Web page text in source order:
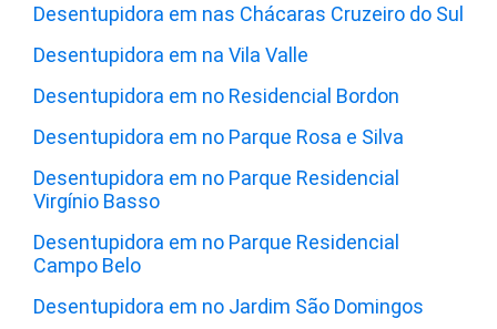
Desentupidora em nas Chácaras Cruzeiro do Sul
Desentupidora em na Vila Valle
Desentupidora em no Residencial Bordon
Desentupidora em no Parque Rosa e Silva
Desentupidora em no Parque Residencial
Virgínio Basso
Desentupidora em no Parque Residencial
Campo Belo
Desentupidora em no Jardim São Domingos